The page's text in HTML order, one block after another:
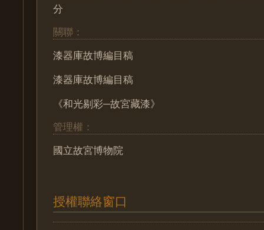
分
關聯：
漆器庫故博編目稿
漆器庫故博編目稿
《和光剔彩─故宮藏漆》
管理權：
國立故宮博物院
授權聯絡窗口